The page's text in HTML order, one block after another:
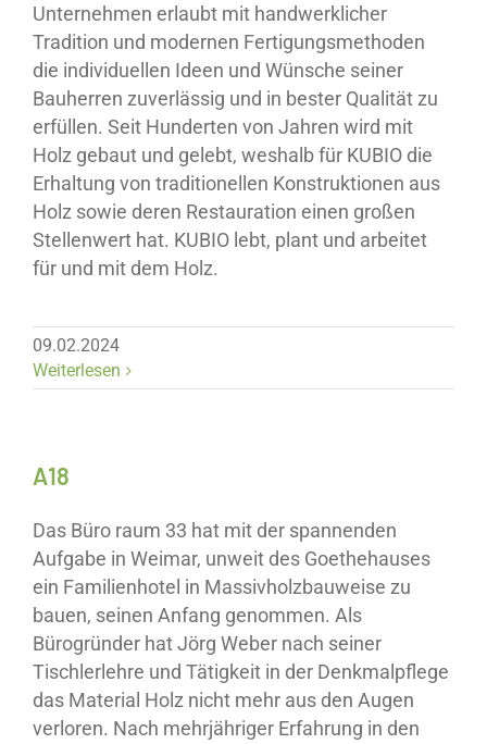
Unternehmen erlaubt mit handwerklicher
Tradition und modernen Fertigungsmethoden
die individuellen Ideen und Wünsche seiner
Bauherren zuverlässig und in bester Qualität zu
erfüllen. Seit Hunderten von Jahren wird mit
Holz gebaut und gelebt, weshalb für KUBIO die
Erhaltung von traditionellen Konstruktionen aus
Holz sowie deren Restauration einen großen
Stellenwert hat. KUBIO lebt, plant und arbeitet
für und mit dem Holz.
09.02.2024
Weiterlesen
A18
Das Büro raum 33 hat mit der spannenden
Aufgabe in Weimar, unweit des Goethehauses
ein Familienhotel in Massivholzbauweise zu
bauen, seinen Anfang genommen. Als
Bürogründer hat Jörg Weber nach seiner
Tischlerlehre und Tätigkeit in der Denkmalpflege
das Material Holz nicht mehr aus den Augen
verloren. Nach mehrjähriger Erfahrung in den